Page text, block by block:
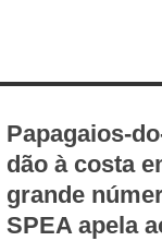
Papagaios-
dão à costa
grande
SPEA apela